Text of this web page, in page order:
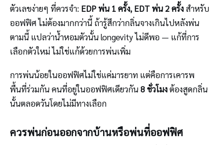
ตัวเลขง่ายๆ ที่ควรจำ: EDP พ่น 1 ครั้ง, EDT พ่น 2 ครั้ง สำหรับ
ออฟฟิศ ไม่ต้องมากกว่านี้ ถ้ารู้สึกว่ากลิ่นจางเกินไปหลังพ่น
ตามนี้ แปลว่าน้ำหอมตัวนั้น longevity ไม่ดีพอ — แก้ที่การ
เลือกตัวใหม่ ไม่ใช่แก้ด้วยการพ่นเพิ่ม
การพ่นน้อยในออฟฟิศไม่ใช่แค่มารยาท แต่คือการเคารพ
พื้นที่ร่วมกัน คนที่อยู่ในออฟฟิศเดียวกัน8 ชั่วโมงต้องสูดกลิ่น
นั้นตลอดวันโดยไม่มีทางเลือก
ควรพ่นก่อนออกจากบ้านหรือพ่นที่ออฟฟิศ